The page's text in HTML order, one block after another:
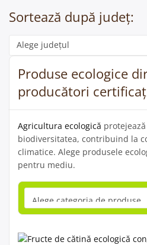
Sortează după județ:
Categorie
Produse ecologice
producători
Agricultura ecologică
biodiversitatea, contribuind la
climatice. Alege produsele
pentru mediu.